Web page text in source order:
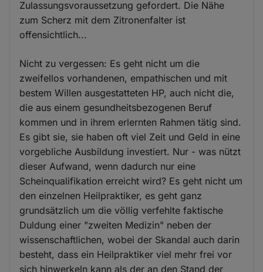
Zulassungsvoraussetzung gefordert. Die Nähe
zum Scherz mit dem Zitronenfalter ist
offensichtlich...
Nicht zu vergessen: Es geht nicht um die
zweifellos vorhandenen, empathischen und mit
bestem Willen ausgestatteten HP, auch nicht die,
die aus einem gesundheitsbezogenen Beruf
kommen und in ihrem erlernten Rahmen tätig sind.
Es gibt sie, sie haben oft viel Zeit und Geld in eine
vorgebliche Ausbildung investiert. Nur - was nützt
dieser Aufwand, wenn dadurch nur eine
Scheinqualifikation erreicht wird? Es geht nicht um
den einzelnen Heilpraktiker, es geht ganz
grundsätzlich um die völlig verfehlte faktische
Duldung einer "zweiten Medizin" neben der
wissenschaftlichen, wobei der Skandal auch darin
besteht, dass ein Heilpraktiker viel mehr frei vor
sich hinwerkeln kann als der an den Stand der